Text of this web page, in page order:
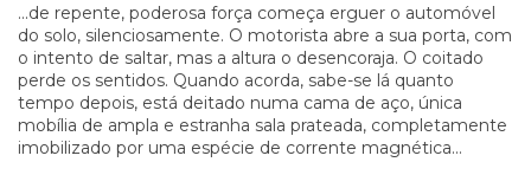
...de repente, poderosa força começa erguer o automóvel
do solo, silenciosamente. O motorista abre a sua porta, com
o intento de saltar, mas a altura o desencoraja. O coitado
perde os sentidos. Quando acorda, sabe-se lá quanto
tempo depois, está deitado numa cama de aço, única
mobília de ampla e estranha sala prateada, completamente
imobilizado por uma espécie de corrente magnética...